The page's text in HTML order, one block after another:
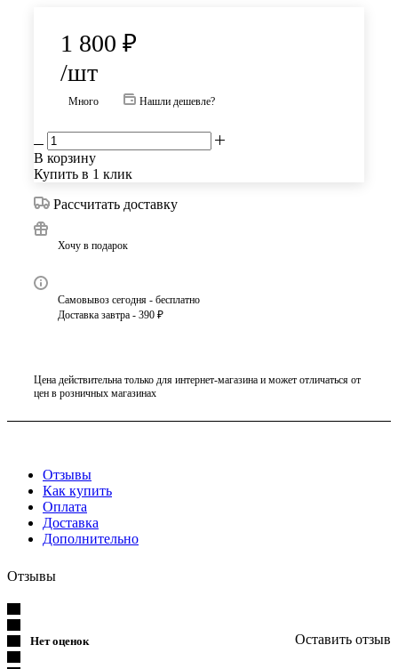
1 800 ₽
/шт
Много Нашли дешевле?
В корзину
Купить в 1 клик
Рассчитать доставку
Хочу в подарок
Самовывоз сегодня - бесплатно
Доставка завтра - 390 ₽
Цена действительна только для интернет-магазина и может отличаться от
цен в розничных магазинах
Отзывы
Как купить
Оплата
Доставка
Дополнительно
Отзывы
Нет оценок Оставить отзыв